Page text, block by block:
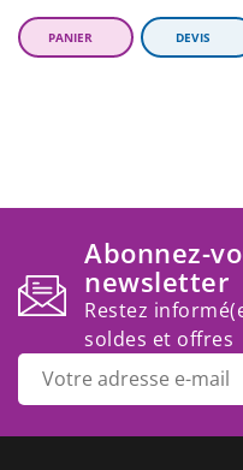
Abonnez-
newsletter
Restez
soldes et offres